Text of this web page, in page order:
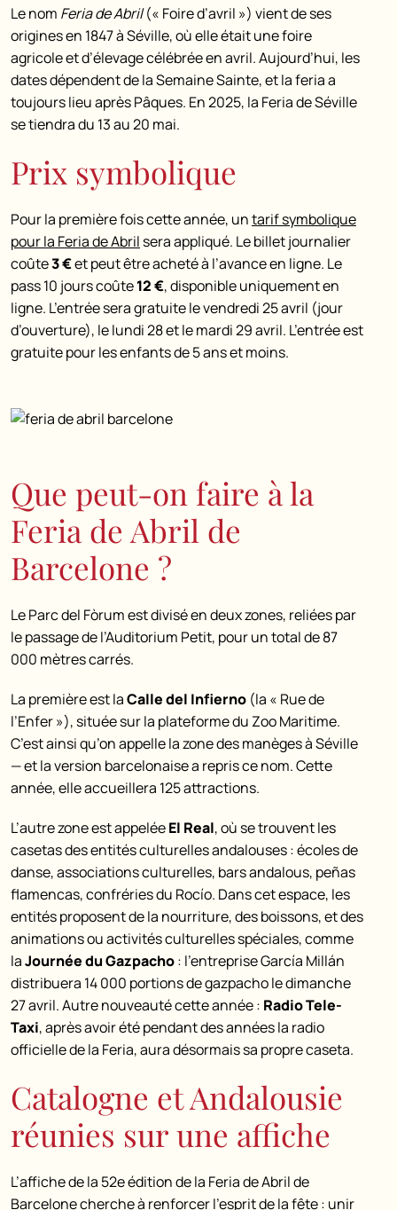
Le nom Feria de Abril(« Foire d’avril ») vient de ses
origines en 1847 à Séville, où elle était une foire
agricole et d’élevage célébrée en avril. Aujourd’hui, les
dates dépendent de la Semaine Sainte, et la feria a
toujours lieu après Pâques. En 2025, la Feria de Séville
se tiendra du 13 au 20 mai.
Prix symbolique
Pour la première fois cette année, untarif symbolique
pour la Feria de Abril sera appliqué. Le billet journalier
coûte3 €et peut être acheté à l’avance en ligne. Le
pass 10 jours coûte12 €, disponible uniquement en
ligne. L’entrée sera gratuite le vendredi 25 avril (jour
d’ouverture), le lundi 28 et le mardi 29 avril. L’entrée est
gratuite pour les enfants de 5 ans et moins.
Que peut-on faire à la
Feria de Abril de
Barcelone ?
Le Parc del Fòrum est divisé en deux zones, reliées par
le passage de l’Auditorium Petit, pour un total de 87
000 mètres carrés.
La première est laCalle del Infierno (la « Rue de
l’Enfer »), située sur la plateforme du Zoo Maritime.
C’est ainsi qu’on appelle la zone des manèges à Séville
— et la version barcelonaise a repris ce nom. Cette
année, elle accueillera 125 attractions.
L’autre zone est appeléeEl Real, où se trouvent les
casetas des entités culturelles andalouses : écoles de
danse, associations culturelles, bars andalous, peñas
flamencas, confréries du Rocío. Dans cet espace, les
entités proposent de la nourriture, des boissons, et des
animations ou activités culturelles spéciales, comme
laJournée du Gazpacho: l’entreprise García Millán
distribuera 14 000 portions de gazpacho le dimanche
27 avril.Autre nouveauté cette année : Radio Tele-
Taxi, après avoir été pendant des années la radio
officielle de la Feria, aura désormais sa propre caseta.
Catalogne et Andalousie
réunies sur une affiche
L’affiche de la 52e édition de la Feria de Abril de
Barcelone cherche à renforcer l’esprit de la fête : unir